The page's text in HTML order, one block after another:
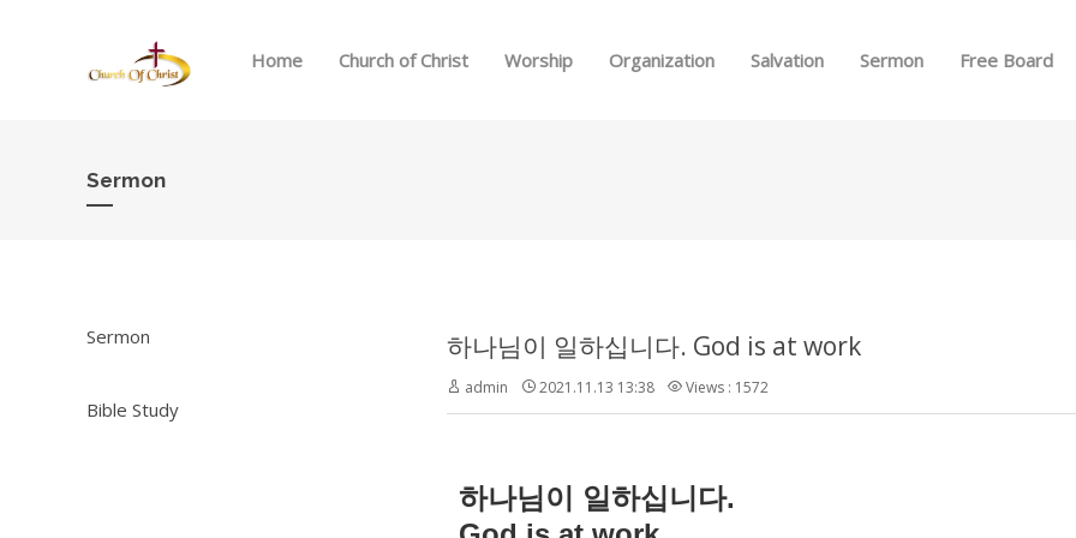
Home Church of Christ Worship Organization Salvation Sermon Free Board
Sermon
Sermon
Bible Study
하나님이 일하십니다. God is at work
admin 2021.11.13 13:38 Views : 1572
하나님이 일하십니다.